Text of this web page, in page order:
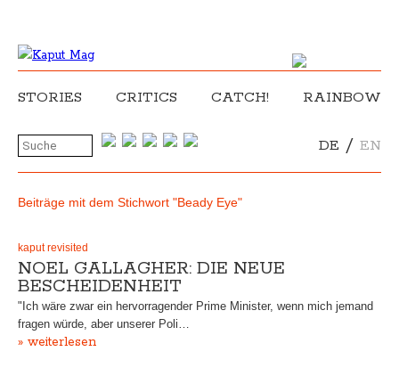
STORIES CRITICS CATCH! RAINBOW
DE / EN
Beiträge mit dem Stichwort "Beady Eye"
kaput revisited
NOEL GALLAGHER: DIE NEUE
BESCHEIDENHEIT
"Ich wäre zwar ein hervorragender Prime Minister, wenn mich jemand
fragen würde, aber unserer Poli…
» weiterlesen